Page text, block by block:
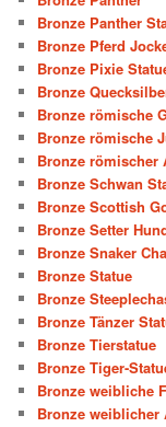
Bronze Panther
Bronze Pferd
Bronze Pixie
Bronze
Bronze römische
Bronze römische
Bronze römischer
Bronze Schwan
Bronze Scottish
Bronze Setter
Bronze Snaker
Bronze Statue
Bronze
Bronze Tänzer
Bronze Tierstatue
Bronze Tiger-
Bronze weibliche
Bronze weiblicher